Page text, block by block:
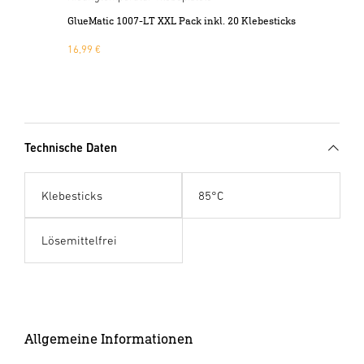
GlueMatic 1007-LT XXL Pack inkl. 20 Klebesticks
16,99 €
Technische Daten
Klebesticks 85°C
Lösemittelfrei
Allgemeine Informationen